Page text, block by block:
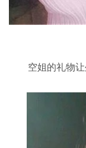
空姐的礼物让